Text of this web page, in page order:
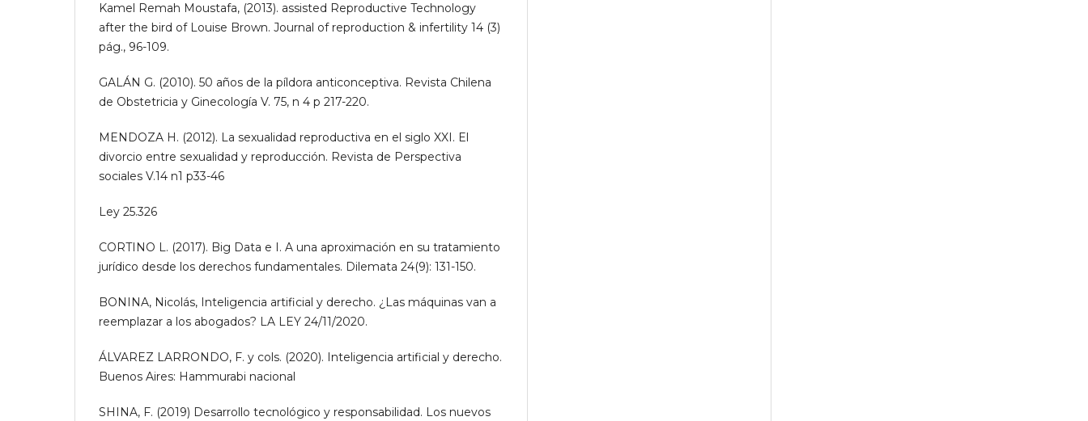
Kamel Remah Moustafa, (2013). assisted Reproductive Technology
after the bird of Louise Brown. Journal of reproduction & infertility 14 (3)
pág., 96-109.
GALÁN G. (2010). 50 años de la píldora anticonceptiva. Revista Chilena
de Obstetricia y Ginecología V. 75, n 4 p 217-220.
MENDOZA H. (2012). La sexualidad reproductiva en el siglo XXI. El
divorcio entre sexualidad y reproducción. Revista de Perspectiva
sociales V.14 n1 p33-46
Ley 25.326
CORTINO L. (2017). Big Data e I. A una aproximación en su tratamiento
jurídico desde los derechos fundamentales. Dilemata 24(9): 131-150.
BONINA, Nicolás, Inteligencia artificial y derecho. ¿Las máquinas van a
reemplazar a los abogados? LA LEY 24/11/2020.
ÁLVAREZ LARRONDO, F. y cols. (2020). Inteligencia artificial y derecho.
Buenos Aires: Hammurabi nacional
SHINA, F. (2019) Desarrollo tecnológico y responsabilidad. Los nuevos